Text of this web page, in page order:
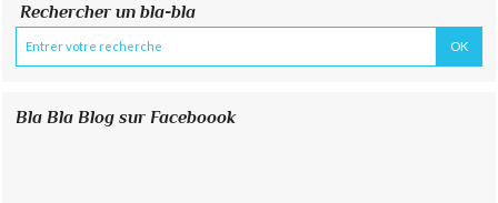
Rechercher un bla-bla
Bla Bla Blog sur Faceboook